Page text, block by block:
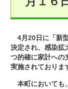
4月20日に「新
決定され、感染拡
つ的確に家計への
実施されておりま
本町においても